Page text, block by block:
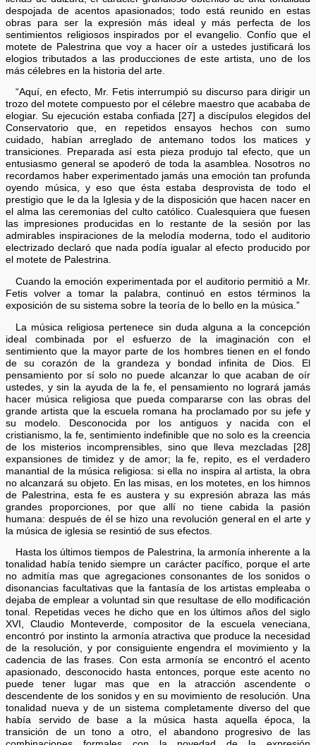
despojada de acentos apasionados; todo está reunido en estas
obras para ser la expresión más ideal y más perfecta de los
sentimientos religiosos inspirados por el evangelio. Confío que el
motete de Palestrina que voy a hacer oír a ustedes justificará los
elogios tributados a las producciones de este artista, uno de los
más célebres en la historia del arte.
“Aquí, en efecto, Mr. Fetis interrumpió su discurso para dirigir un
trozo del motete compuesto por el célebre maestro que acababa de
elogiar. Su ejecución estaba confiada [27] a discípulos elegidos del
Conservatorio que, en repetidos ensayos hechos con sumo
cuidado, habían arreglado de antemano todos los matices y
transiciones. Preparada así esta pieza produjo tal efecto, que un
entusiasmo general se apoderó de toda la asamblea. Nosotros no
recordamos haber experimentado jamás una emoción tan profunda
oyendo música, y eso que ésta estaba desprovista de todo el
prestigio que le da la Iglesia y de la disposición que hacen nacer en
el alma las ceremonias del culto católico. Cualesquiera que fuesen
las impresiones producidas en lo restante de la sesión por las
admirables inspiraciones de la melodía moderna, todo el auditorio
electrizado declaró que nada podía igualar al efecto producido por
el motete de Palestrina.
Cuando la emoción experimentada por el auditorio permitió a Mr.
Fetis volver a tomar la palabra, continuó en estos términos la
exposición de su sistema sobre la teoría de lo bello en la música.”
La música religiosa pertenece sin duda alguna a la concepción
ideal combinada por el esfuerzo de la imaginación con el
sentimiento que la mayor parte de los hombres tienen en el fondo
de su corazón de la grandeza y bondad infinita de Dios. El
pensamiento por sí solo no puede alcanzar lo que acaban de oír
ustedes, y sin la ayuda de la fe, el pensamiento no logrará jamás
hacer música religiosa que pueda compararse con las obras del
grande artista que la escuela romana ha proclamado por su jefe y
su modelo. Desconocida por los antiguos y nacida con el
cristianismo, la fe, sentimiento indefinible que no solo es la creencia
de los misterios incomprensibles, sino que lleva mezcladas [28]
expansiones de timidez y de amor; la fe, repito, es el verdadero
manantial de la música religiosa: si ella no inspira al artista, la obra
no alcanzará su objeto. En las misas, en los motetes, en los himnos
de Palestrina, esta fe es austera y su expresión abraza las más
grandes proporciones, por que allí no tiene cabida la pasión
humana: después de él se hizo una revolución general en el arte y
la música de iglesia se resintió de sus efectos.
Hasta los últimos tiempos de Palestrina, la armonía inherente a la
tonalidad había tenido siempre un carácter pacífico, porque el arte
no admitía mas que agregaciones consonantes de los sonidos o
disonancias facultativas que la fantasía de los artistas empleaba o
dejaba de emplear a voluntad sin que resultase de ello modificación
tonal. Repetidas veces he dicho que en los últimos años del siglo
XVI, Claudio Monteverde, compositor de la escuela veneciana,
encontró por instinto la armonía atractiva que produce la necesidad
de la resolución, y por consiguiente engendra el movimiento y la
cadencia de las frases. Con esta armonía se encontró el acento
apasionado, desconocido hasta entonces, porque este acento no
puede tener lugar mas que en la atracción ascendente o
descendente de los sonidos y en su movimiento de resolución. Una
tonalidad nueva y de un sistema completamente diverso del que
había servido de base a la música hasta aquella época, la
transición de un tono a otro, el abandono progresivo de las